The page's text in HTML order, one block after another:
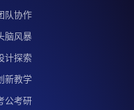
队协作
脑风暴
计探索
新教学
公考研